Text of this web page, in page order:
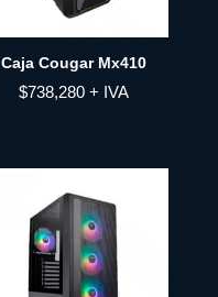
Caja Cougar Mx410
$738,280 + IVA